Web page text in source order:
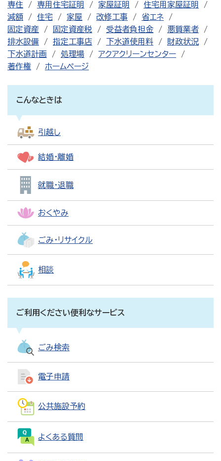
専住
専用住宅証明 家屋証明
住宅用家屋証明
減額
住宅 家屋 改修工事
省エネ
固定資産
固定資産税 受益者負担金
悪質業者
排水設備
指定工事店 下水道使用料
財政状況
下水道計画
処理場
アクアクリーンセンター
著作権
ホームページ
こんなときは
引越し
結婚・離婚
就職・退職
おくやみ
ごみ・リサイクル
相談
ご利用ください便利なサービス
ごみ検索
電子申請
公共施設予約
よくある質問